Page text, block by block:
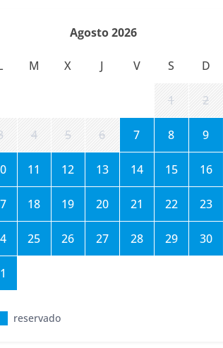
Agosto 2026
M X J V S D
1 2
4 5 6 7 8 9
11 12 13 14 15 16
18 19 20 21 22 23
25 26 27 28 29 30
reservado